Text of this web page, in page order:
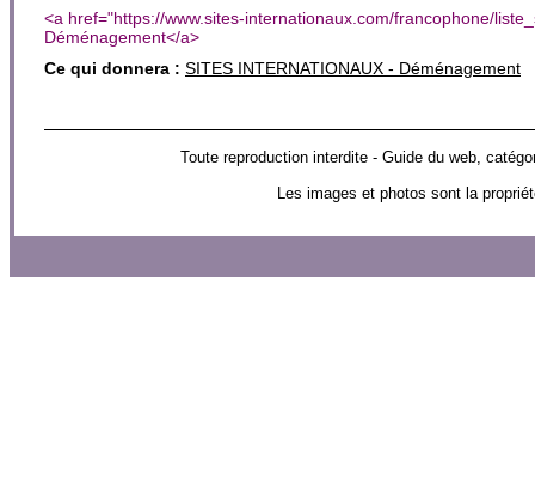
<a href="https://www.sites-internationaux.com/francophone/
Déménagement</a>
Ce qui donnera : SITES INTERNATIONAUX - Déménagement
Toute reproduction interdite - Guide du web,
Les images et photos sont la